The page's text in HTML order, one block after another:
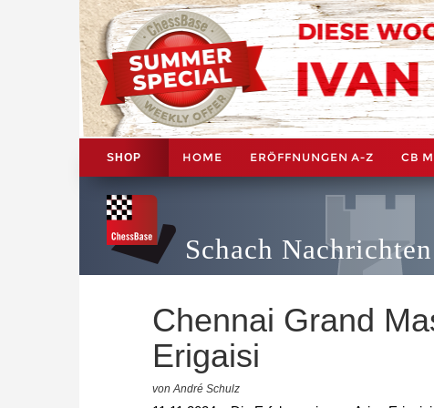
SHOP HOME ERÖFFNUNGEN A-Z CB
Schach Nachrichten
Chennai Grand
Erigaisi
von André Schulz